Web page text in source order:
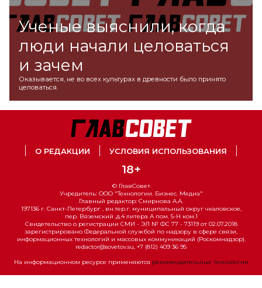
Ученые выяснили, когда
люди начали целоваться
и зачем
Оказывается, не во всех культурах в древности было принято
целоваться.
О РЕДАКЦИИ УСЛОВИЯ ИСПОЛЬЗОВАНИЯ
18+
© ГлавСовет
Учредитель: ООО "Технологии. Бизнес. Медиа"
Главный редактор: Смирнова А.А.
197136 г. Санкт-Петербург , вн.тер.г. муниципальный округ чкаловское,
пер. Вяземский ,д.4 литера А пом. 5-Н ком.1
Свидетельство о регистрации СМИ - ЭЛ № ФС 77 - 73119 от 02.07.2018
зарегистрировано Федеральной службой по надзору в сфере связи,
информационных технологий и массовых коммуникаций (Роскомнадзор).
redactor@sovetov.su, +7 (812) 409 36 95
На информационном ресурсе применяются рекомендательные технологии